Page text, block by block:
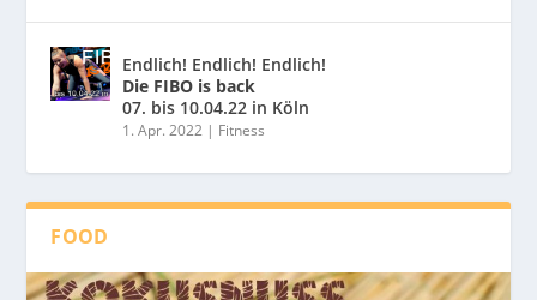
Endlich! Endlich! Endlich!
Die FIBO is back
07. bis 10.04.22 in Köln
1. Apr. 2022 | Fitness
FOOD